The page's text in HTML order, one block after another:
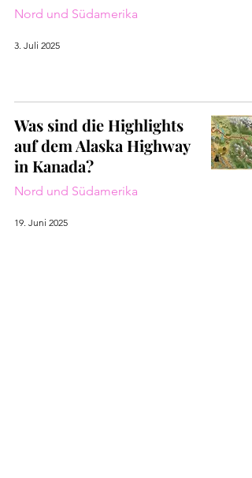
Nord und Südamerika
3. Juli 2025
Was sind die Highlights
auf dem Alaska Highway
in Kanada?
Nord und Südamerika
19. Juni 2025